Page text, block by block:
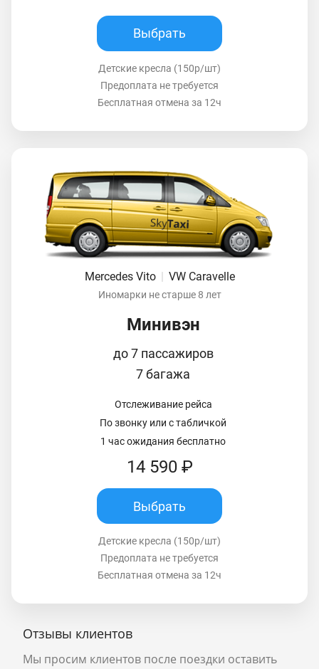
Выбрать
Детские кресла (150р/шт)
Предоплата не требуется
Бесплатная отмена за 12ч
Mercedes Vito VW Caravelle
Иномарки не старше 8 лет
Минивэн
до 7 пассажиров
7 багажа
Отслеживание рейса
По звонку или с табличкой
1 час ожидания бесплатно
14 590 ₽
Выбрать
Детские кресла (150р/шт)
Предоплата не требуется
Бесплатная отмена за 12ч
Отзывы клиентов
Мы просим клиентов после поездки оставить